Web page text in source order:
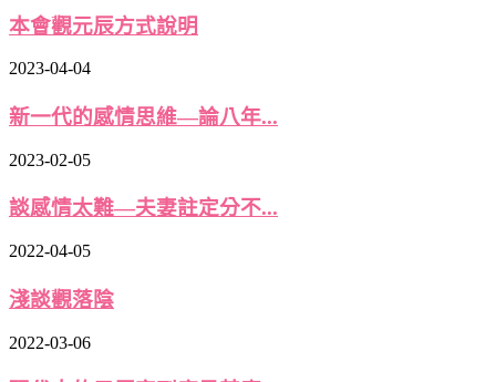
本會觀元辰方式說明
2023-04-04
新一代的感情思維—論八年...
2023-02-05
談感情太難—夫妻註定分不...
2022-04-05
淺談觀落陰
2022-03-06